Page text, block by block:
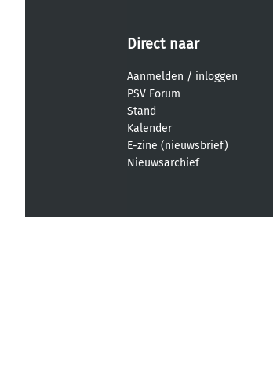
Direct naar
Aanmelden / inloggen
PSV Forum
Stand
Kalender
E-zine (nieuwsbrief)
Nieuwsarchief